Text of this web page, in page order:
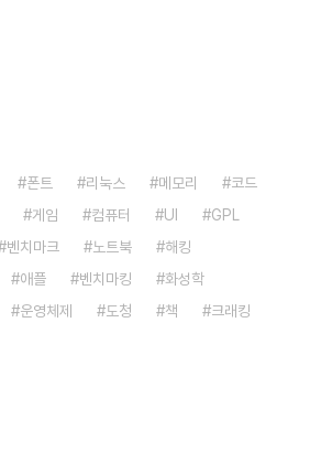
폰트 리눅스 메모리
코드
게임 컴퓨터 UI
GPL
벤치마크 노트북
해킹
애플 벤치마킹
화성학
운영체제 도청 책
크래킹